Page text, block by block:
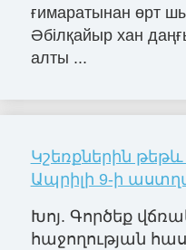
ғимаратынан өрт
Әбілқайыр хан
алты ...
Կշեռքներին թեթև
Ապրիլի 9-ի
Խոյ. Գործեք
հաջողության